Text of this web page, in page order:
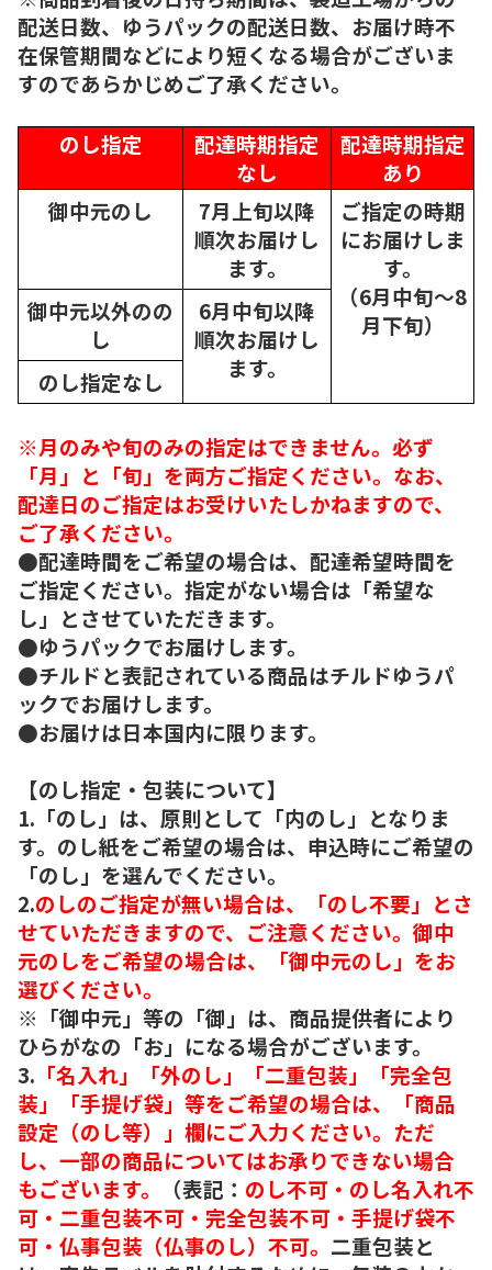
配送日数、ゆうパックの配送日数、お届け時不
在保管期間などにより短くなる場合がございま
すのであらかじめご了承ください。
のし指定
配達時期指定
なし
配達時期指定
あり
御中元のし
7月上旬以降
順次お届けし
ます。
ご指定の時期
にお届けしま
す。
（6月中旬～8
月下旬）
御中元以外のの
し
6月中旬以降
順次お届けし
ます。
のし指定なし
※月のみや旬のみの指定はできません。必ず
「月」と「旬」を両方ご指定ください。なお、
配達日のご指定はお受けいたしかねますので、
ご了承ください。
●配達時間をご希望の場合は、配達希望時間を
ご指定ください。指定がない場合は「希望な
し」とさせていただきます。
●ゆうパックでお届けします。
●チルドと表記されている商品はチルドゆうパ
ックでお届けします。
●お届けは日本国内に限ります。
【のし指定・包装について】
1.「のし」は、原則として「内のし」となりま
す。のし紙をご希望の場合は、申込時にご希望の
「のし」を選んでください。
2.のしのご指定が無い場合は、「のし不要」とさ
せていただきますので、ご注意ください。御中
元のしをご希望の場合は、「御中元のし」をお
選びください。
※「御中元」等の「御」は、商品提供者により
ひらがなの「お」になる場合がございます。
3. 「名入れ」「外のし」「二重包装」「完全包
装」「手提げ袋」等をご希望の場合は、「商品
設定（のし等）」欄にご入力ください。ただ
し、一部の商品についてはお承りできない場合
もございます。
（表記： のし不可・のし名入れ不
可・二重包装不可・完全包装不可・手提げ袋不
可・仏事包装（仏事のし）不可。 二重包装と